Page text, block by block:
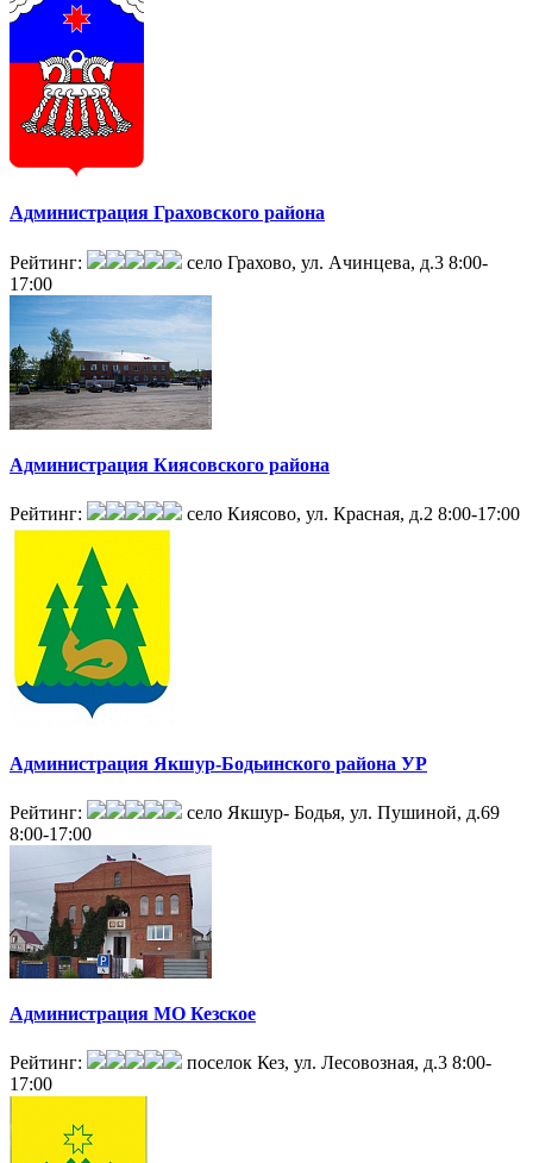
Администрация Граховского района
Рейтинг: село Грахово, ул. Ачинцева, д.3 8:00-
17:00
Администрация Киясовского района
Рейтинг: село Киясово, ул. Красная, д.2 8:00-17:00
Администрация Якшур-Бодьинского района УР
Рейтинг:
село Якшур- Бодья, ул. Пушиной, д.69
8:00-17:00
Администрация МО Кезское
Рейтинг: поселок Кез, ул. Лесовозная, д.3 8:00-
17:00